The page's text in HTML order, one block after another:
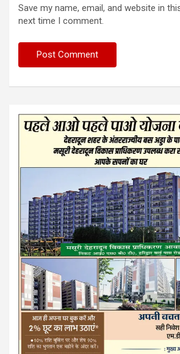
Save my name, email, and website in
next time I comment.